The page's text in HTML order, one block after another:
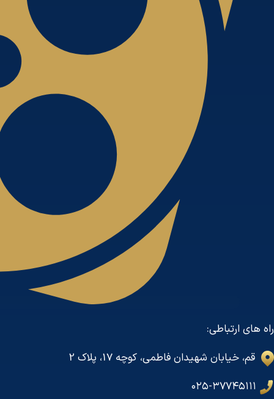
راه های ارتباطی:
قم، خیابان شهیدان فاطمی، کوچه 17، پلاک 2